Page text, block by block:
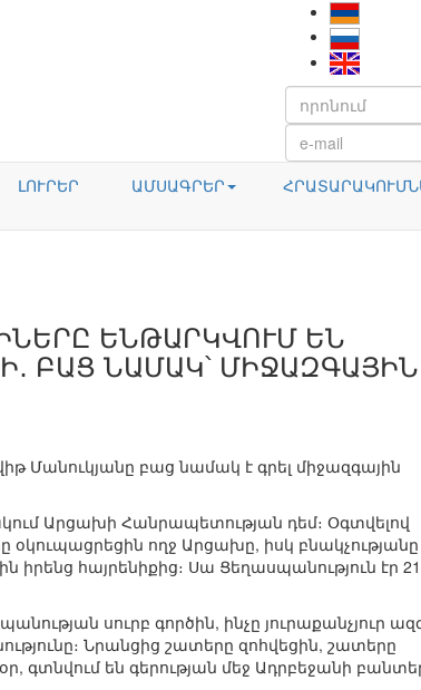
ԼՈՒՐԵՐ ԱՄՍԱԳՐԵՐ
ԵՆԹԱՐԿՎՈՒՄ ԵՆ
ԲԱՑ ՆԱՄԱԿ՝ ՄԻՋԱԶԳԱՅԻՆ
Մանուկյանը բաց նամակ է գրել միջազգային
Արցախի Հանրապետության դեմ։ Օգտվելով
օկուպացրեցին ողջ Արցախը, իսկ բնակչությանը
հայրենիքից։ Սա Ցեղասպանություն էր
սուրբ գործին, ինչը յուրաքանչյուր
Նրանցից շատերը զոհվեցին, շատերը
գտնվում են գերության մեջ Ադրբեջանի